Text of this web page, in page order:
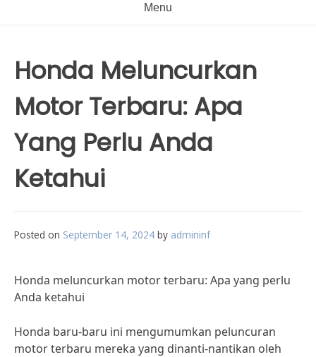
Menu
Honda Meluncurkan
Motor Terbaru: Apa
Yang Perlu Anda
Ketahui
Posted on September 14, 2024 by admininf
Honda meluncurkan motor terbaru: Apa yang perlu
Anda ketahui
Honda baru-baru ini mengumumkan peluncuran
motor terbaru mereka yang dinanti-nantikan oleh